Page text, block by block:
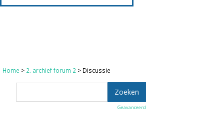
Home > 2. archief forum 2 > Discussie
Geavanceerd